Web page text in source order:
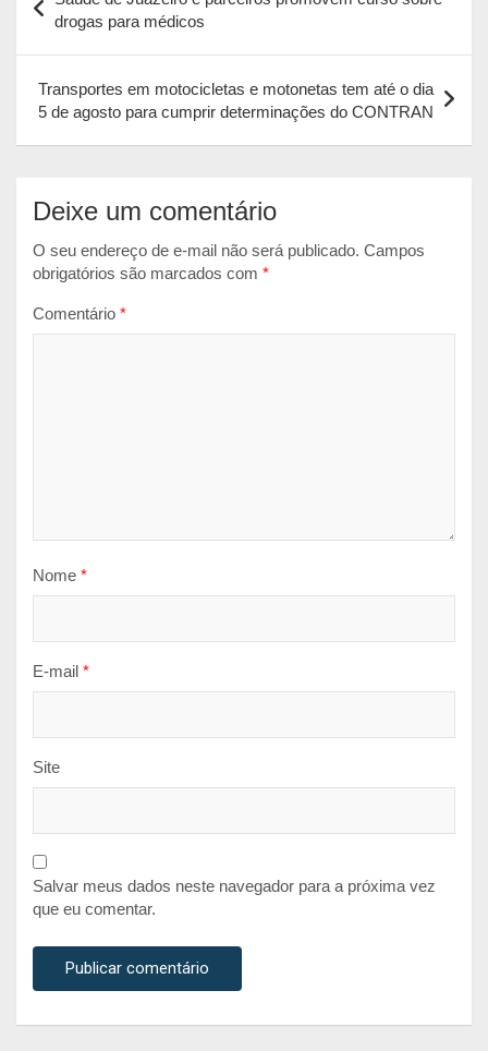
s
p
b
k
e
e
r
l
t
de
Post
drogas para médicos
Transportes em motocicletas e motonetas tem até o dia
5 de agosto para cumprir determinações do CONTRAN
Deixe um comentário
O seu endereço de e-mail não será publicado. Campos
obrigatórios são marcados com *
Comentário *
Nome *
E-mail *
Site
Salvar meus dados neste navegador para a próxima vez
que eu comentar.